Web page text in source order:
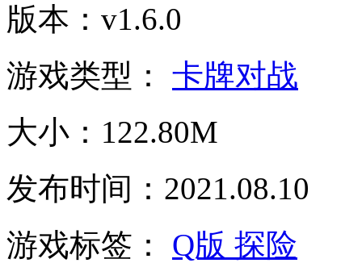
版本：v1.6.0
游戏类型： 卡牌对战
大小：122.80M
发布时间：2021.08.10
游戏标签： Q版 探险